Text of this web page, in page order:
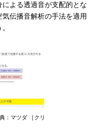
よる透過音が支配的とな
伝播音解析の手法を適用
：マツダ ［クリ